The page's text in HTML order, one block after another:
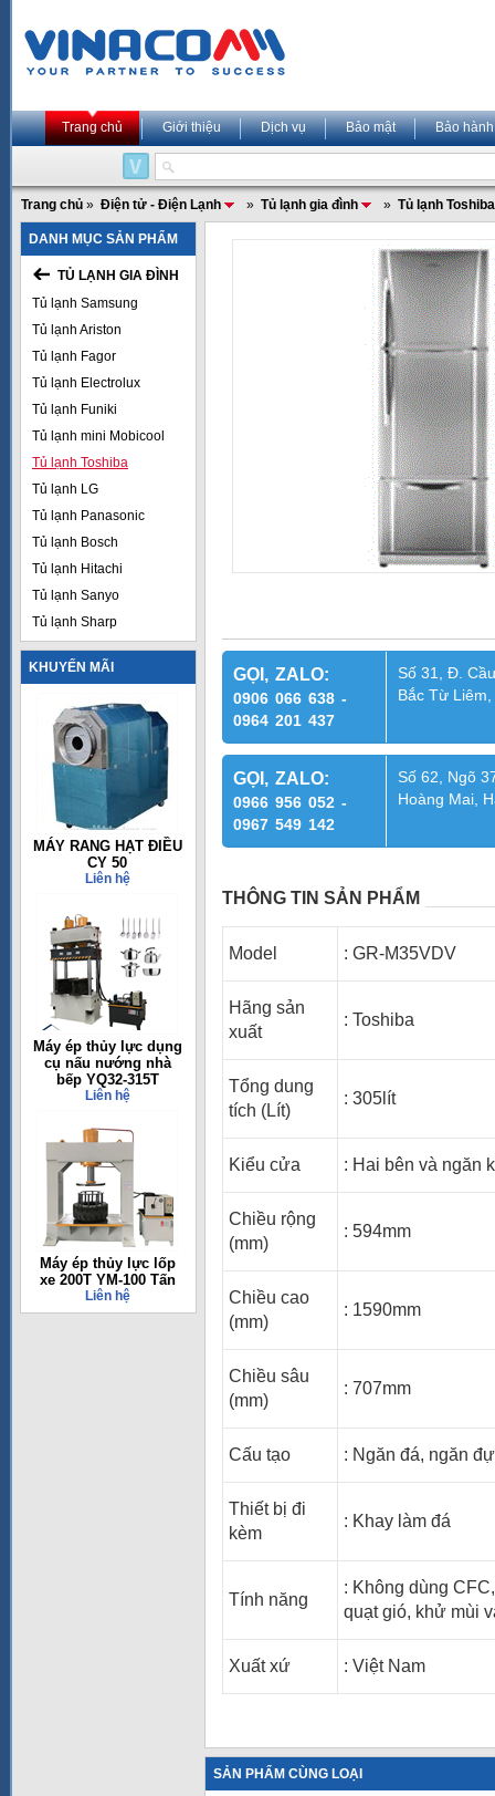
Trang chủ Giới thiệu Dịch vụ Bảo mật Bảo hành
Trang chủ » Điện tử - Điện Lạnh » Tủ lạnh gia đình » Tủ lạnh Toshiba
DANH MỤC SẢN PHẨM
TỦ LẠNH GIA ĐÌNH
Tủ lạnh Samsung
Tủ lạnh Ariston
Tủ lạnh Fagor
Tủ lạnh Electrolux
Tủ lạnh Funiki
Tủ lạnh mini Mobicool
Tủ lạnh Toshiba
Tủ lạnh LG
Tủ lạnh Panasonic
Tủ lạnh Bosch
Tủ lạnh Hitachi
Tủ lạnh Sanyo
Tủ lạnh Sharp
KHUYẾN MÃI
MÁY RANG HẠT ĐIỀU
CY 50
Liên hệ
Máy ép thủy lực dụng
cụ nấu nướng nhà
bếp YQ32-315T
Liên hệ
Máy ép thủy lực lốp
xe 200T YM-100 Tấn
Liên hệ
GỌI, ZALO:
0906 066 638 -
0964 201 437
Số 31, Đ.
Bắc Từ
GỌI, ZALO:
0966 956 052 -
0967 549 142
Số 62, Ngõ
Hoàng Mai,
THÔNG TIN SẢN PHẨM
Model : GR-M35VDV
Hãng sản
xuất
: Toshiba
Tổng dung
tích (Lít)
: 305lít
Kiểu cửa : Hai bên và ngăn
Chiều rộng
(mm)
: 594mm
Chiều cao
(mm)
: 1590mm
Chiều sâu
(mm)
: 707mm
Cấu tạo : Ngăn đá, ngăn
Thiết bị đi
kèm
: Khay làm đá
Tính năng
: Không dùng
quạt gió, khử mùi
Xuất xứ : Việt Nam
SẢN PHẨM CÙNG LOẠI